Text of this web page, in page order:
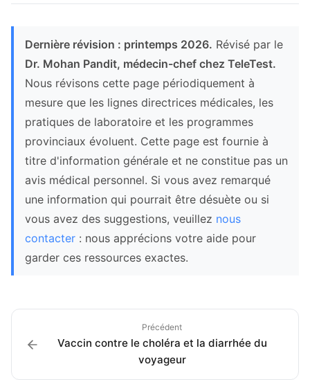
Dernière révision : printemps 2026. Révisé par le
Dr. Mohan Pandit, médecin-chef chez TeleTest.
Nous révisons cette page périodiquement à
mesure que les lignes directrices médicales, les
pratiques de laboratoire et les programmes
provinciaux évoluent. Cette page est fournie à
titre d'information générale et ne constitue pas un
avis médical personnel. Si vous avez remarqué
une information qui pourrait être désuète ou si
vous avez des suggestions, veuillez nous
contacter : nous apprécions votre aide pour
garder ces ressources exactes.
Précédent
Vaccin contre le choléra et la diarrhée du
voyageur